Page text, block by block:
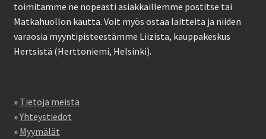
toimitamme ne nopeasti asiakkaillemme postitse tai
Matkahuollon kautta. Voit myös ostaa laitteita ja niiden
varaosia myyntipisteestämme Liizista, kauppakeskus
Hertsistä (Herttoniemi, Helsinki).
» Tietoja meistä
»Yhteystiedot
» Myymälät